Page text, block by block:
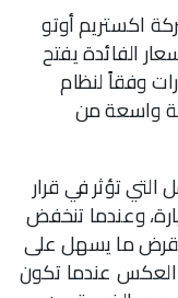
اكستريم أوتو
الفائدة يفتح
وفقاً لنظام
واسعة من
تؤثر في قرار
وعندما تنخفض
للقرض ما يسهل على
العكس عندما تكون